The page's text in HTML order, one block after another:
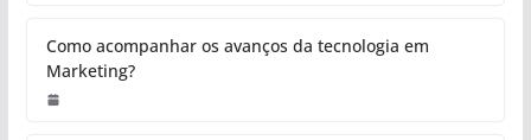
Como acompanhar os avanços da tecnologia em
Marketing?